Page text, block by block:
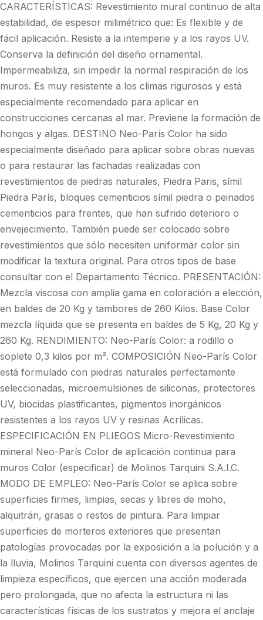
CARACTERÍSTICAS: Revestimiento mural continuo de alta
estabilidad, de espesor milimétrico que: Es flexible y de
fácil aplicación. Resiste a la intemperie y a los rayos UV.
Conserva la definición del diseño ornamental.
Impermeabiliza, sin impedir la normal respiración de los
muros. Es muy resistente a los climas rigurosos y está
especialmente recomendado para aplicar en
construcciones cercanas al mar. Previene la formación de
hongos y algas. DESTINO Neo-París Color ha sido
especialmente diseñado para aplicar sobre obras nuevas
o para restaurar las fachadas realizadas con
revestimientos de piedras naturales, Piedra Paris, símil
Piedra París, bloques cementicios símil piedra o peinados
cementicios para frentes, que han sufrido deterioro o
envejecimiento. También puede ser colocado sobre
revestimientos que sólo necesiten uniformar color sin
modificar la textura original. Para otros tipos de base
consultar con el Departamento Técnico. PRESENTACIÓN:
Mezcla viscosa con amplia gama en coloración a elección,
en baldes de 20 Kg y tambores de 260 Kilos. Base Color
mezcla líquida que se presenta en baldes de 5 Kg, 20 Kg y
260 Kg. RENDIMIENTO: Neo-París Color: a rodillo o
soplete 0,3 kilos por m². COMPOSICIÓN Neo-París Color
está formulado con piedras naturales perfectamente
seleccionadas, microemulsiones de siliconas, protectores
UV, biocidas plastificantes, pigmentos inorgánicos
resistentes a los rayos UV y resinas Acrílicas.
ESPECIFICACIÓN EN PLIEGOS Micro-Revestimiento
mineral Neo-París Color de aplicación continua para
muros Color (especificar) de Molinos Tarquini S.A.I.C.
MODO DE EMPLEO: Neo-París Color se aplica sobre
superficies firmes, limpias, secas y libres de moho,
alquitrán, grasas o restos de pintura. Para limpiar
superficies de morteros exteriores que presentan
patologías provocadas por la exposición a la polución y a
la lluvia, Molinos Tarquini cuenta con diversos agentes de
limpieza específicos, que ejercen una acción moderada
pero prolongada, que no afecta la estructura ni las
características físicas de los sustratos y mejora el anclaje